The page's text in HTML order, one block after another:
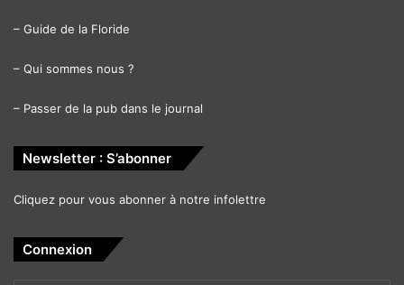
– Guide de la Floride
– Qui sommes nous ?
– Passer de la pub dans le journal
Newsletter : S’abonner
Cliquez pour vous abonner à notre infolettre
Connexion